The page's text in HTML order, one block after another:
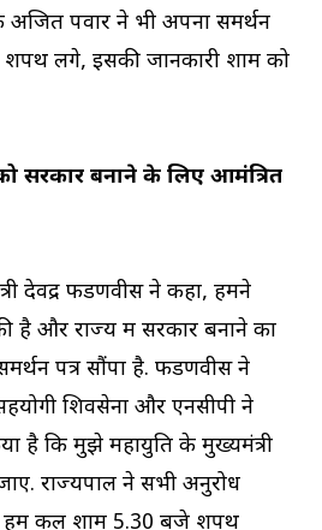
अजित पवार ने भी अपना समर्थन
शपथ लेंगे, इसकी जानकारी शाम को
सरकार बनाने के लिए आमंत्रित
देवेंद्र फडणवीस ने कहा, हमने
है और राज्य में सरकार बनाने का
पत्र सौंपा है. फडणवीस ने
शिवसेना और एनसीपी ने
है कि मुझे महायुति के मुख्यमंत्री
राज्यपाल ने सभी अनुरोध
हमें कल शाम 5.30 बजे शपथ